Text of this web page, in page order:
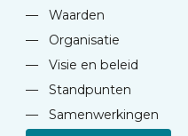
—
Waarden
—
Organisatie
—
Visie en beleid
—
Standpunten
—
Samenwerkingen